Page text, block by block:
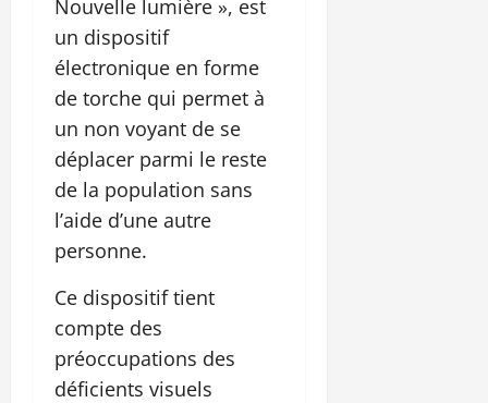
Nouvelle lumière », est
un dispositif
électronique en forme
de torche qui permet à
un non voyant de se
déplacer parmi le reste
de la population sans
l’aide d’une autre
personne.
Ce dispositif tient
compte des
préoccupations des
déficients visuels